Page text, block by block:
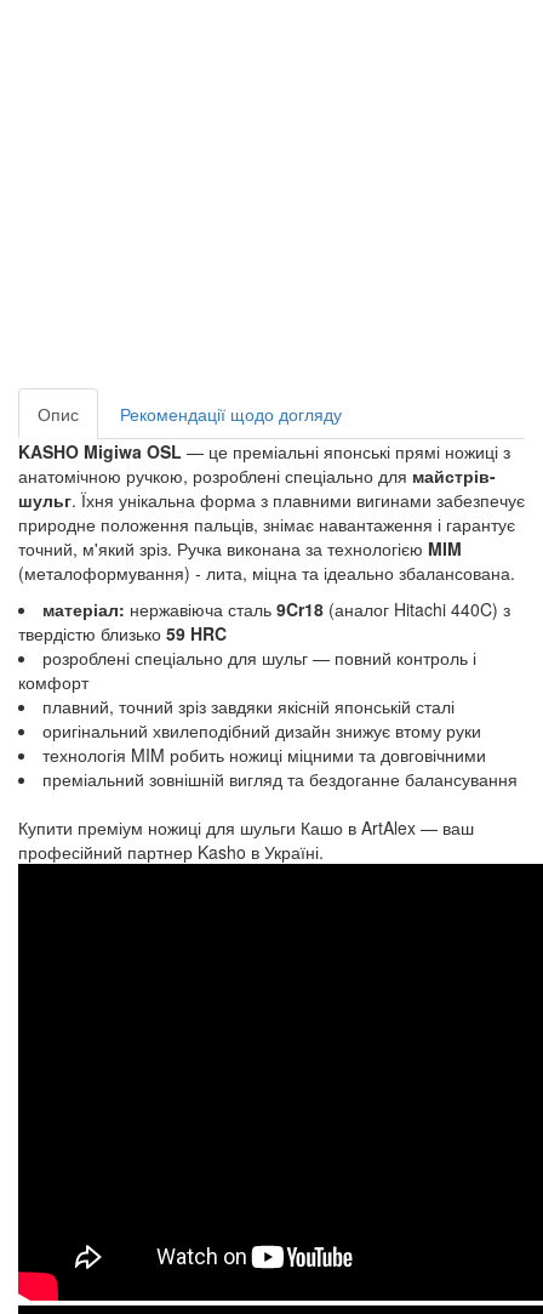
Опис
Рекомендації щодо догляду
KASHO Migiwa OSL — це преміальні японські прямі ножиці з
анатомічною ручкою, розроблені спеціально для майстрів-
шульг. Їхня унікальна форма з плавними вигинами забезпечує
природне положення пальців, знімає навантаження і гарантує
точний, м'який зріз. Ручка виконана за технологією MIM
(металоформування) - лита, міцна та ідеально збалансована.
матеріал: нержавіюча сталь 9Cr18 (аналог Hitachi 440C) з
твердістю близько 59 HRC
розроблені спеціально для шульг — повний контроль і
комфорт
плавний, точний зріз завдяки якісній японській сталі
оригінальний хвилеподібний дизайн знижує втому руки
технологія MIM робить ножиці міцними та довговічними
преміальний зовнішній вигляд та бездоганне балансування
Купити преміум ножиці для шульги Кашо в ArtAlex — ваш
професійний партнер Kasho в Україні.